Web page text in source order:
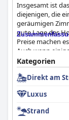
Insgesamt ist das
diejenigen, die
geräumigen
gute Lage des
Preise machen
Auch wenn
haben die Gäste
könnten die
5-Sterne-
Kategorien
Direkt am
Luxus
Strand